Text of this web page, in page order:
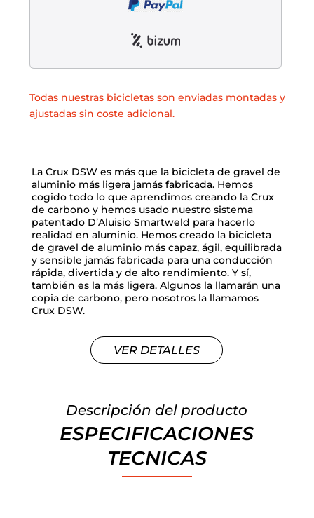
Mantenimiento de bicicletas
Todas nuestras bicicletas son enviadas montadas y
ajustadas sin coste adicional.
La Crux DSW es más que la bicicleta de gravel de
aluminio más ligera jamás fabricada. Hemos
cogido todo lo que aprendimos creando la Crux
de carbono y hemos usado nuestro sistema
patentado D’Aluisio Smartweld para hacerlo
realidad en aluminio. Hemos creado la bicicleta
de gravel de aluminio más capaz, ágil, equilibrada
y sensible jamás fabricada para una conducción
rápida, divertida y de alto rendimiento. Y sí,
también es la más ligera. Algunos la llamarán una
copia de carbono, pero nosotros la llamamos
Crux DSW.
VER DETALLES
Descripción del producto
ESPECIFICACIONES
TECNICAS